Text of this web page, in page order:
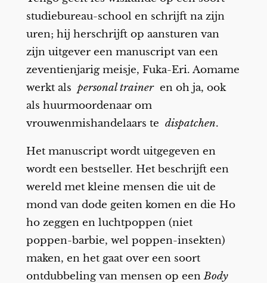
studiebureau-school en schrijft na zijn
uren; hij herschrijft op aansturen van
zijn uitgever een manuscript van een
zeventienjarig meisje, Fuka-Eri. Aomame
werkt als personal traineren oh ja, ook
als huurmoordenaar om
vrouwenmishandelaars te dispatchen.
Het manuscript wordt uitgegeven en
wordt een bestseller. Het beschrijft een
wereld met kleine mensen die uit de
mond van dode geiten komen en die Ho
ho zeggen en luchtpoppen (niet
poppen-barbie, wel poppen-insekten)
maken, en het gaat over een soort
ontdubbeling van mensen op eenBody